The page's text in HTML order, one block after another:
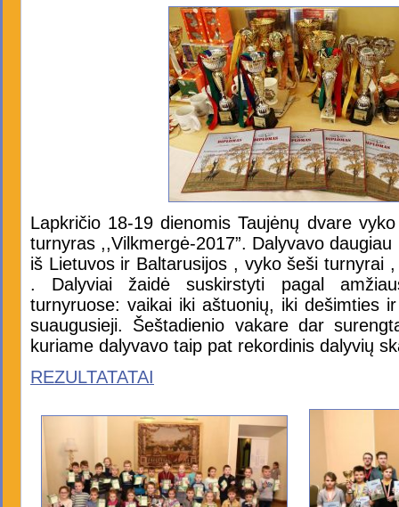
Lapkričio 18-19 dienomis Taujėnų dvare
turnyras ,,Vilkmergė-2017”. Dalyvavo
iš Lietuvos ir Baltarusijos , vyko šeši turnyrai
. Dalyviai žaidė suskirstyti pagal
turnyruose: vaikai iki aštuonių, iki dešimties
suaugusieji. Šeštadienio vakare dar
kuriame dalyvavo taip pat rekordinis dalyvių
REZULTATATAI